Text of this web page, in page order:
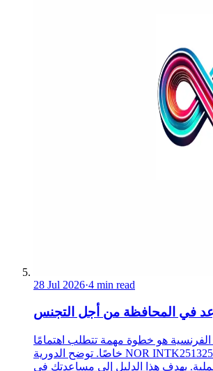
28 Jul 2026·4 min read
في المحافظة من أجل التجنس
هو خطوة مهمة تتطلب اهتمامًا
خاصًا. توضح الدورية NOR INTK2513256J بتاريخ 2 مايو 2025
يهدف هذا الدليل إلى مساعدتك في